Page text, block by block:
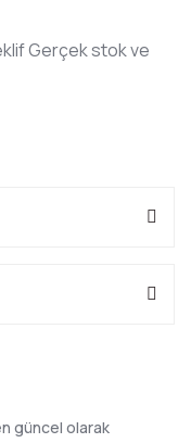
Gerçek stok ve
güncel olarak